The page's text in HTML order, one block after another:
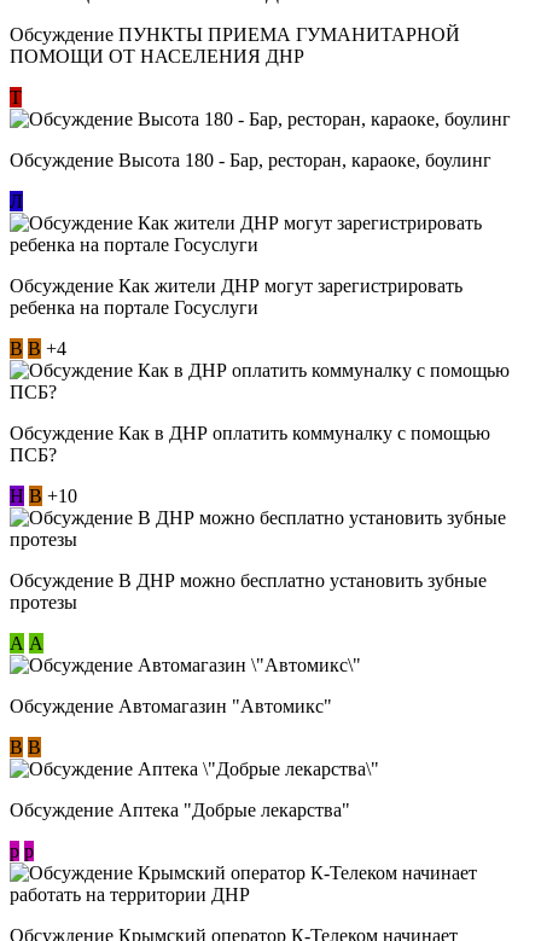
Обсуждение ​ПУНКТЫ ПРИЕМА ГУМАНИТАРНОЙ
ПОМОЩИ ОТ НАСЕЛЕНИЯ ДНР
Т
Обсуждение Высота 180 - Бар, ресторан, караоке, боулинг
Л
Обсуждение Как жители ДНР могут зарегистрировать
ребенка на портале Госуслуги
В В +4
Обсуждение Как в ДНР оплатить коммуналку с помощью
ПСБ?
Н В +10
Обсуждение В ДНР можно бесплатно установить зубные
протезы
А А
Обсуждение Автомагазин "Автомикс"
В В
Обсуждение Аптека "Добрые лекарства"
p p
Обсуждение Крымский оператор К-Телеком начинает